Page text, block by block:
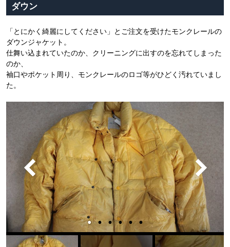
ダウン
「とにかく綺麗にしてください」とご注文を受けたモンクレールの
ダウンジャケット。
仕舞い込まれていたのか、クリーニングに出すのを忘れてしまった
のか、
袖口やポケット周り、モンクレールのロゴ等がひどく汚れていまし
た。